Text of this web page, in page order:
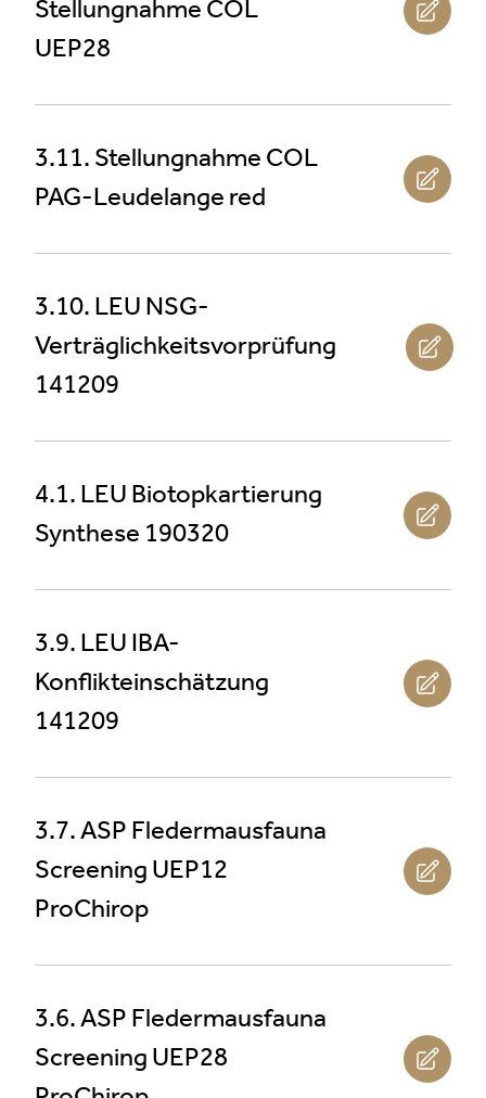
Stellungnahme COL
UEP28
3.11. Stellungnahme COL
PAG-Leudelange red
3.10. LEU NSG-
Verträglichkeitsvorprüfung
141209
4.1. LEU Biotopkartierung
Synthese 190320
3.9. LEU IBA-
Konflikteinschätzung
141209
3.7. ASP Fledermausfauna
Screening UEP12
ProChirop
3.6. ASP Fledermausfauna
Screening UEP28